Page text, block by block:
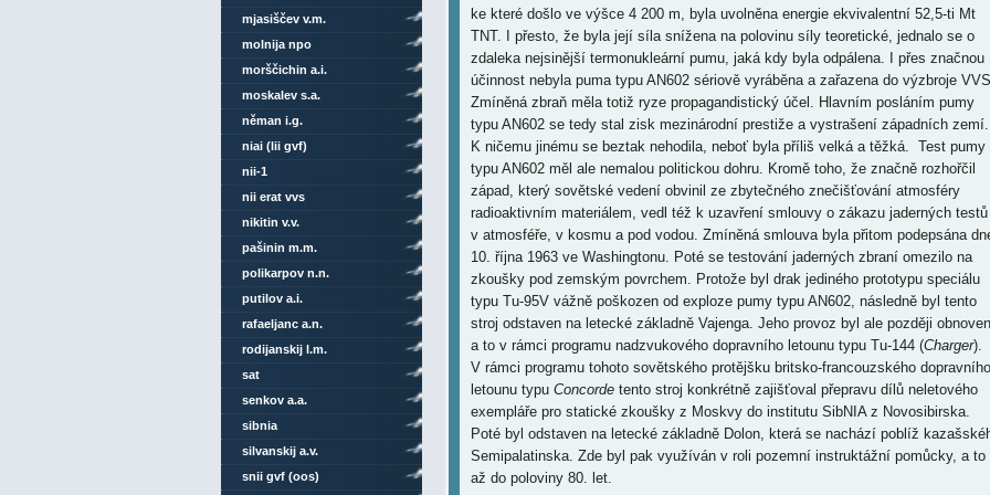
ke které došlo ve výšce 4 200 m, byla uvolněna energie ekvivalentní 52,5-ti Mt
TNT. I přesto, že byla její síla snížena na polovinu síly teoretické, jednalo se o
zdaleka nejsinější termonukleární pumu, jaká kdy byla odpálena. I přes značnou
účinnost nebyla puma typu AN602 sériově vyráběna a zařazena do výzbroje
Zmíněná zbraň měla totiž ryze propagandistický účel. Hlavním posláním pumy
typu AN602 se tedy stal zisk mezinárodní prestiže a vystrašení západních zemí.
K ničemu jinému se beztak nehodila, neboť byla příliš velká a těžká. Test pumy
typu AN602 měl ale nemalou politickou dohru. Kromě toho, že značně rozhořčil
západ, který sovětské vedení obvinil ze zbytečného znečišťování atmosféry
radioaktivním materiálem, vedl též k uzavření smlouvy o zákazu jaderných testů
v atmosféře, v kosmu a pod vodou. Zmíněná smlouva byla přitom podepsána
10. října 1963 ve Washingtonu. Poté se testování jaderných zbraní omezilo na
zkoušky pod zemským povrchem. Protože byl drak jediného prototypu speciálu
typu Tu-95V vážně poškozen od exploze pumy typu AN602, následně byl tento
stroj odstaven na letecké základně Vajenga. Jeho provoz byl ale později
a to v rámci programu nadzvukového dopravního letounu typu Tu-144 (Charger).
V rámci programu tohoto sovětského protějšku britsko-francouzského dopravního
letounu typu Concordetento stroj konkrétně zajišťoval přepravu dílů neletového
exempláře pro statické zkoušky z Moskvy do institutu SibNIA z Novosibirska.
Poté byl odstaven na letecké základně Dolon, která se nachází poblíž
Semipalatinska. Zde byl pak využíván v roli pozemní instruktážní pomůcky, a to
až do poloviny 80. let.
mjasiščev v.m.
molnija npo
morščichin a.i.
moskalev s.a.
něman i.g.
niai (lii gvf)
nii-1
nii erat vvs
nikitin v.v.
pašinin m.m.
polikarpov n.n.
putilov a.i.
rafaeljanc a.n.
rodijanskij l.m.
sat
senkov a.a.
sibnia
silvanskij a.v.
snii gvf (oos)